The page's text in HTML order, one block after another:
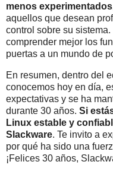
menos experimentados
aquellos que desean
control sobre su
comprender mejor los
puertas a un mundo de
En resumen, dentro del
conocemos hoy en día,
expectativas y se ha
durante 30 años. Si
Linux estable y
Slackware. Te invito a
por qué ha sido una
¡Felices 30 años,